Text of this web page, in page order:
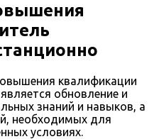
квалификации
обновление и
знаний и навыков, а
необходимых для
условиях.